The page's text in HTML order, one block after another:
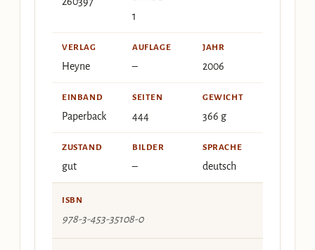
1
VERLAG
Heyne
AUFLAGE
–
JAHR
2006
EINBAND
Paperback
SEITEN
444
GEWICHT
366 g
ZUSTAND
gut
BILDER
–
SPRACHE
deutsch
ISBN
978-3-453-35108-0